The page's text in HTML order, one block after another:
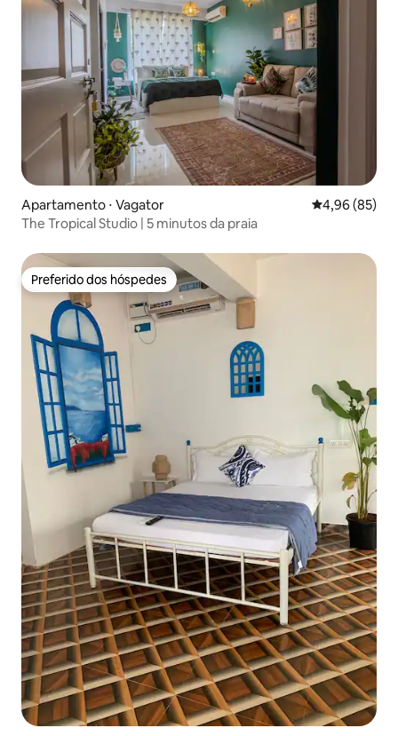
Apartamento ⋅ Vagator 4,96 de uma
4,96 (85)
The Tropical Studio | 5 minutos da praia
Preferido dos hóspedes
Preferido dos hóspedes